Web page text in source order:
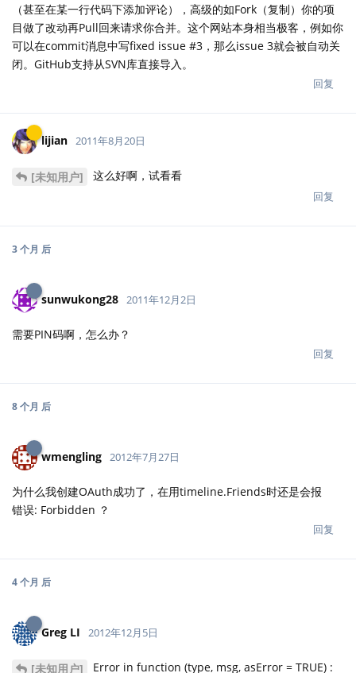
（甚至在某一行代码下添加评论），高级的如Fork（复制）你的项
目做了改动再Pull回来请求你合并。这个网站本身相当极客，例如你
可以在commit消息中写fixed issue #3，那么issue 3就会被自动关
闭。GitHub支持从SVN库直接导入。
回复
lijian 2011年8月20日
[未知用户] 这么好啊，试看看
回复
3 个月 后
sunwukong28 2011年12月2日
需要PIN码啊，怎么办？
回复
8 个月 后
wmengling 2012年7月27日
为什么我创建OAuth成功了，在用timeline.Friends时还是会报
错误: Forbidden ？
回复
4 个月 后
Greg LI 2012年12月5日
[未知用户] Error in function (type, msg, asError = TRUE) :